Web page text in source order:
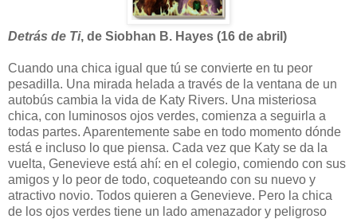
Detrás de Ti, de Siobhan B. Hayes (16 de abril)
Cuando una chica igual que tú se convierte en tu peor
pesadilla. Una mirada helada a través de la ventana de un
autobús cambia la vida de Katy Rivers. Una misteriosa
chica, con luminosos ojos verdes, comienza a seguirla a
todas partes. Aparentemente sabe en todo momento dónde
está e incluso lo que piensa. Cada vez que Katy se da la
vuelta, Genevieve está ahí: en el colegio, comiendo con sus
amigos y lo peor de todo, coqueteando con su nuevo y
atractivo novio. Todos quieren a Genevieve. Pero la chica
de los ojos verdes tiene un lado amenazador y peligroso